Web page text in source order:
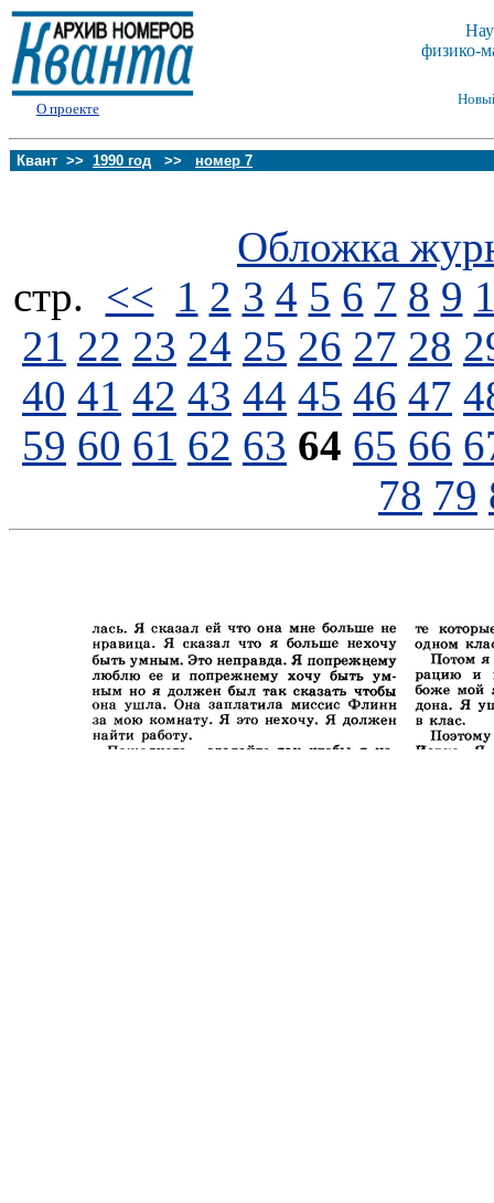
О проекте
физико-
Квант >> 1990 год >> номер 7
Обложка
стp. << 1 2 3 4 5 6 7 8 9
21 22 23 24 25 26 27 28
40 41 42 43 44 45 46 47
59 60 61 62 63 64 65 66
78 79